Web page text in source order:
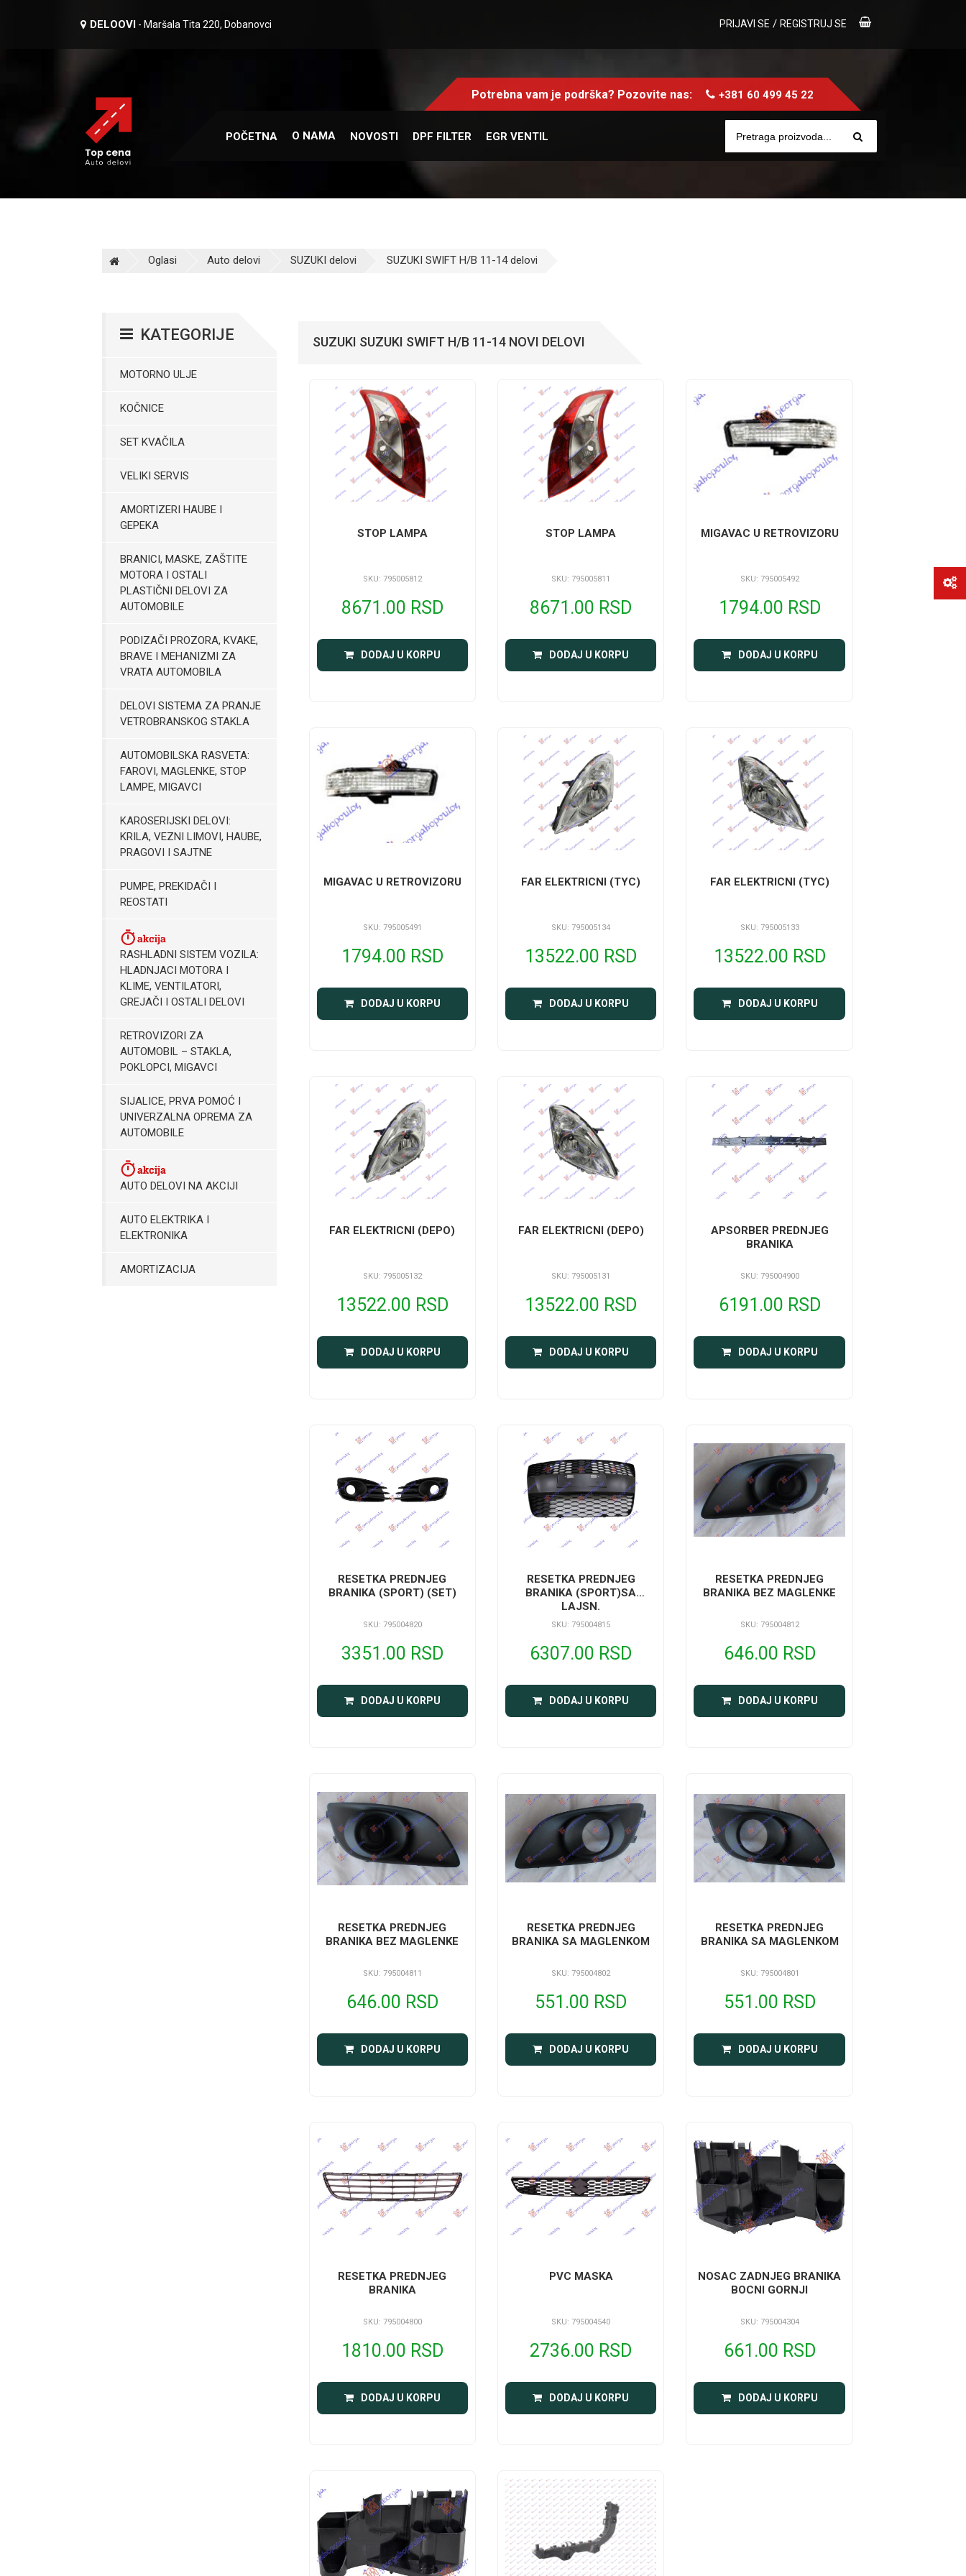
DELOOVI - Maršala Tita 220, Dobanovci PRIJAVI SE / REGISTRUJ SE
Potrebna vam je podrška? Pozovite nas: +381 60 499 45 22
POČETNA O NAMA NOVOSTI DPF FILTER EGR VENTIL
Oglasi Auto delovi SUZUKI delovi SUZUKI SWIFT H/B 11-14 delovi
KATEGORIJE
MOTORNO ULJE
KOČNICE
SET KVAČILA
VELIKI SERVIS
AMORTIZERI HAUBE I
GEPEKA
BRANICI, MASKE, ZAŠTITE
MOTORA I OSTALI
PLASTIČNI DELOVI ZA
AUTOMOBILE
PODIZAČI PROZORA, KVAKE,
BRAVE I MEHANIZMI ZA
VRATA AUTOMOBILA
DELOVI SISTEMA ZA PRANJE
VETROBRANSKOG STAKLA
AUTOMOBILSKA RASVETA:
FAROVI, MAGLENKE, STOP
LAMPE, MIGAVCI
KAROSERIJSKI DELOVI:
KRILA, VEZNI LIMOVI, HAUBE,
PRAGOVI I SAJTNE
PUMPE, PREKIDAČI I
REOSTATI
RASHLADNI SISTEM VOZILA:
HLADNJACI MOTORA I
KLIME, VENTILATORI,
GREJAČI I OSTALI DELOVI
RETROVIZORI ZA
AUTOMOBIL – STAKLA,
POKLOPCI, MIGAVCI
SIJALICE, PRVA POMOĆ I
UNIVERZALNA OPREMA ZA
AUTOMOBILE
AUTO DELOVI NA AKCIJI
AUTO ELEKTRIKA I
ELEKTRONIKA
AMORTIZACIJA
SUZUKI SUZUKI SWIFT H/B 11-14 NOVI DELOVI
STOP LAMPA
SKU: 795005812
8671.00 RSD
DODAJ U KORPU
STOP LAMPA
SKU: 795005811
8671.00 RSD
DODAJ U KORPU
MIGAVAC U RETROVIZORU
SKU: 795005492
1794.00 RSD
DODAJ U KORPU
MIGAVAC U RETROVIZORU
SKU: 795005491
1794.00 RSD
DODAJ U KORPU
FAR ELEKTRICNI (TYC)
SKU: 795005134
13522.00 RSD
DODAJ U KORPU
FAR ELEKTRICNI (TYC)
SKU: 795005133
13522.00 RSD
DODAJ U KORPU
FAR ELEKTRICNI (DEPO)
SKU: 795005132
13522.00 RSD
DODAJ U KORPU
FAR ELEKTRICNI (DEPO)
SKU: 795005131
13522.00 RSD
DODAJ U KORPU
APSORBER PREDNJEG
BRANIKA
SKU: 795004900
6191.00 RSD
DODAJ U KORPU
RESETKA PREDNJEG
BRANIKA (SPORT) (SET)
SKU: 795004820
3351.00 RSD
DODAJ U KORPU
RESETKA PREDNJEG
BRANIKA (SPORT)SA
LAJSN.
SKU: 795004815
6307.00 RSD
DODAJ U KORPU
RESETKA PREDNJEG
BRANIKA BEZ MAGLENKE
SKU: 795004812
646.00 RSD
DODAJ U KORPU
RESETKA PREDNJEG
BRANIKA BEZ MAGLENKE
SKU: 795004811
646.00 RSD
DODAJ U KORPU
RESETKA PREDNJEG
BRANIKA SA MAGLENKOM
SKU: 795004802
551.00 RSD
DODAJ U KORPU
RESETKA PREDNJEG
BRANIKA SA MAGLENKOM
SKU: 795004801
551.00 RSD
DODAJ U KORPU
RESETKA PREDNJEG
BRANIKA
SKU: 795004800
1810.00 RSD
DODAJ U KORPU
PVC MASKA
SKU: 795004540
2736.00 RSD
DODAJ U KORPU
NOSAC ZADNJEG BRANIKA
BOCNI GORNJI
SKU: 795004304
661.00 RSD
DODAJ U KORPU